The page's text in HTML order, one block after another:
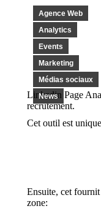
Agence Web
Analytics
Events
Marketing
Médias sociaux
News
Linkedin Page
recrutement.
Cet outil est
Ensuite, cet
zone: